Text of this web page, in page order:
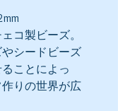
コ製ビーズ。
やシードビーズ
ことによっ
りの世界が広